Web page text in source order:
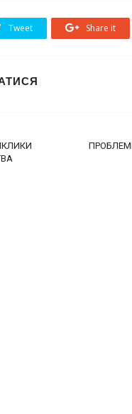
Tweet Share it